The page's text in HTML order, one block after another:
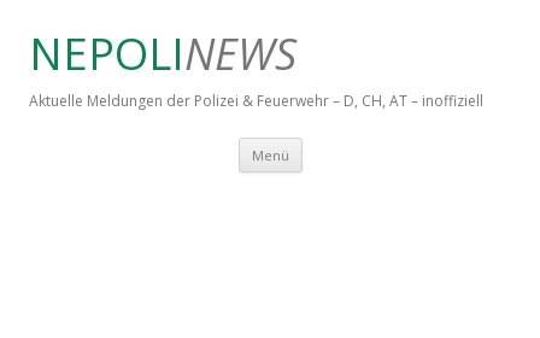
NEPOLINEWS
Aktuelle Meldungen der Polizei & Feuerwehr – D, CH, AT – inoffiziell
Menü Springe zum Inhalt